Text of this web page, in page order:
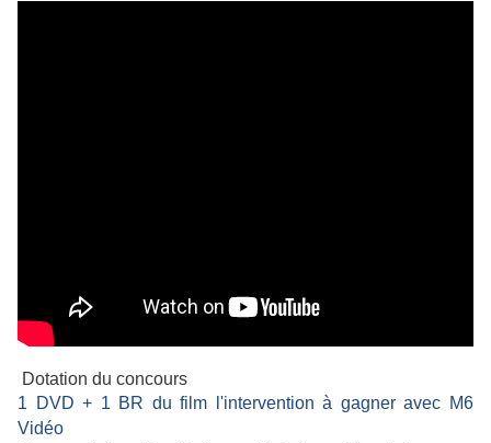
Dotation du concours
1 DVD + 1 BR du film l'intervention à gagner avec M6
Vidéo